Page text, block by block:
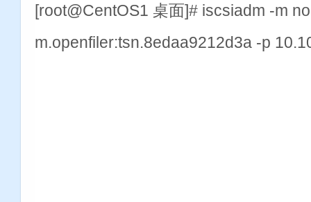
[root@CentOS1 桌面]# iscsiadm -m
m.openfiler:tsn.8edaa9212d3a -p